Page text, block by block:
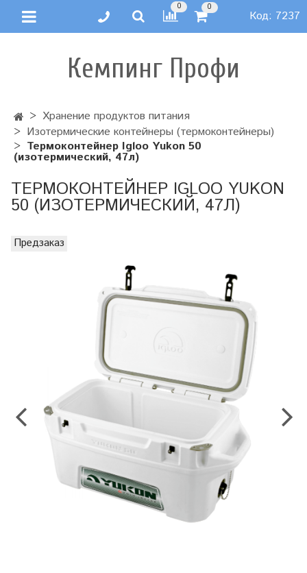
0 0
Код: 7237
Кемпинг Профи
Хранение продуктов питания
Изотермические контейнеры (термоконтейнеры)
Термоконтейнер Igloo Yukon 50
(изотермический, 47л)
ТЕРМОКОНТЕЙНЕР IGLOO YUKON
50 (ИЗОТЕРМИЧЕСКИЙ, 47Л)
Предзаказ